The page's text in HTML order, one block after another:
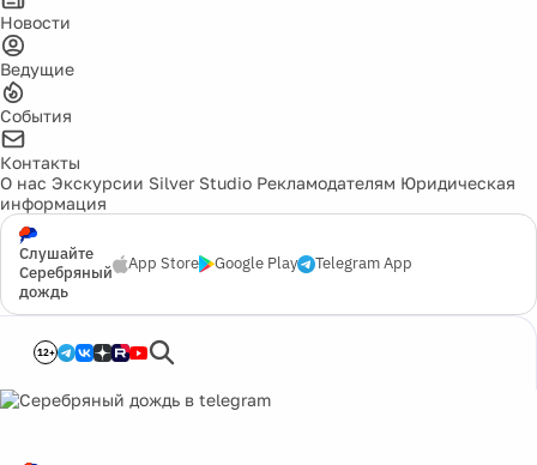
Новости
Ведущие
События
Контакты
О нас Экскурсии Silver Studio Рекламодателям Юридическая
информация
Слушайте
Серебряный
дождь
App Store Google Play Telegram App
12+